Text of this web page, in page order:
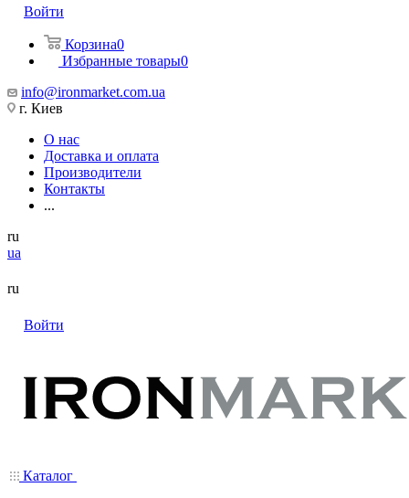
Войти
Корзина0
Избранные товары0
info@ironmarket.com.ua
г. Киев
О нас
Доставка и оплата
Производители
Контакты
...
ru
ua
ru
Войти
Каталог